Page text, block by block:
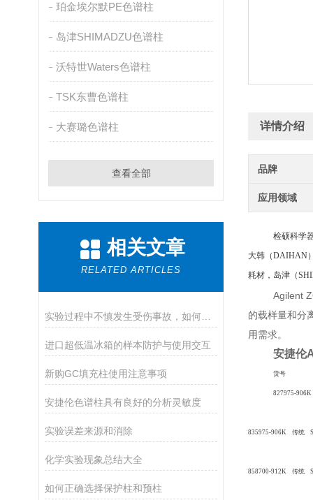
珀金埃尔默PE色谱柱
岛津SHIMADZU色谱柱
沃特世Waters色谱柱
TSK东曹色谱柱
大赛璐色谱柱
查看全部
相关文章
RELATED ARTICLES
实验过程中不慎发生受伤事故，如何急救
进口超低温冰箱的样本防护与使用交互
新购GC填充柱使用注意事项
安捷伦色谱柱具有良好的分析灵敏度
实验误差来源和消除
化学实验现象总结大全
如何正确选择保护柱和预柱
详情介绍
品牌
应用领域
检硕科学
大韩（DAIHAN
耗材，岛津（
Agilent
的载样量和分
用需求。
安捷伦
货
827975-
835975-906K 传统
858700-912K 传统